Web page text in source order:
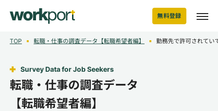
無料登録
TOP 転職・仕事の調査データ【転職希望者編】 勤務先で許可されてい
Survey Data for Job Seekers
転職・仕事の調査データ
【転職希望者編】